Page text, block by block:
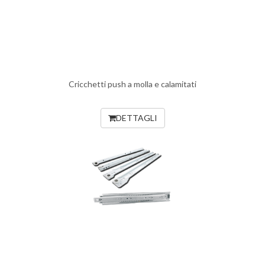
Cricchetti push a molla e calamitati
DETTAGLI